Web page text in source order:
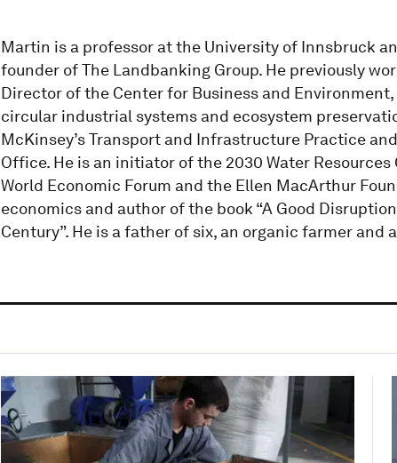
Martin is a professor at the University of Innsbruck
founder of The Landbanking Group. He previously
Director of the Center for Business and
circular industrial systems and ecosystem
McKinsey’s Transport and Infrastructure Practice
Office. He is an initiator of the 2030 Water
World Economic Forum and the Ellen MacArthur
economics and author of the book “A Good
Century”. He is a father of six, an organic farmer and